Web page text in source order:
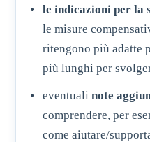
le indicazioni per la
le misure
ritengono più adatte
più lunghi per
eventuali note
comprendere, per
come aiutare/